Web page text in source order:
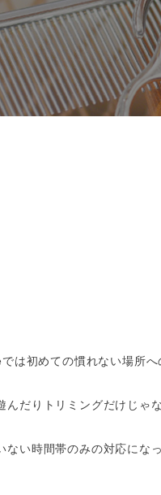
では初めての慣れない場所
んだりトリミングだけじゃ
い時間帯のみの対応にな